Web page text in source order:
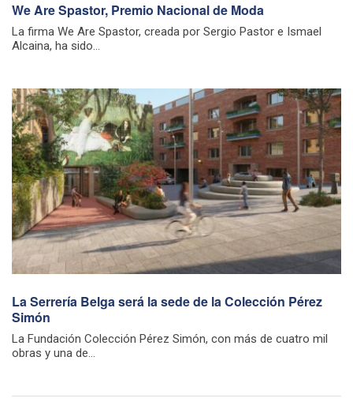
We Are Spastor, Premio Nacional de Moda
La firma We Are Spastor, creada por Sergio Pastor e Ismael
Alcaina, ha sido...
La Serrería Belga será la sede de la Colección Pérez
Simón
La Fundación Colección Pérez Simón, con más de cuatro mil
obras y una de...